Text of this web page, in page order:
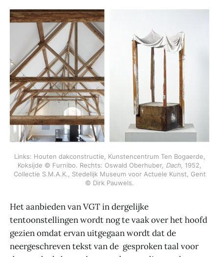
Links: Houten dakconstructie, Kunstencentrum Ten Bogaerde,
Koksijde © Furnibo. Rechts: Oswald Oberhuber, Dach , 1952,
Collectie S.M.A.K., Stedelijk Museum voor Actuele Kunst, Gent
© Dirk Pauwels.
Het aanbieden van VGT in dergelijke
tentoonstellingen wordt nog te vaak over het hoofd
gezien omdat ervan uitgegaan wordt dat de
neergeschreven tekst van de gesproken taal voor